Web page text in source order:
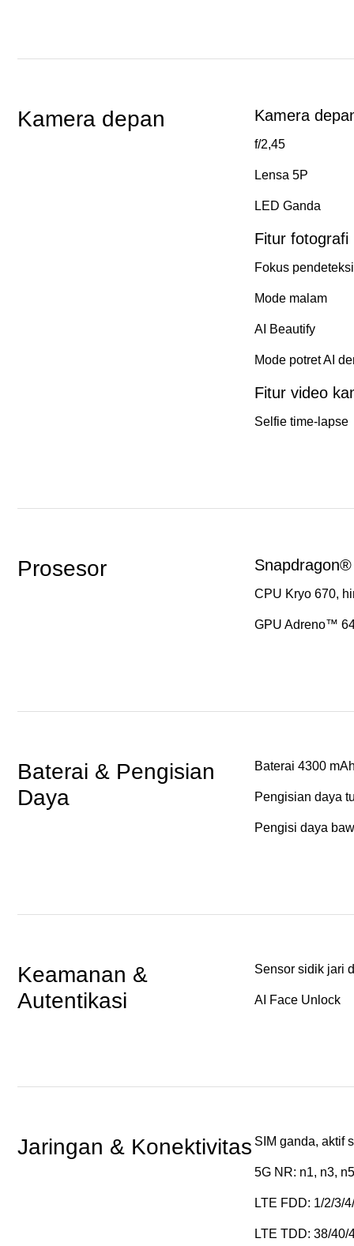
Kamera depan Kamera
f/2,45
Lensa 5P
LED Ganda
Fitur fotografi
Fokus
Mode malam
AI Beautify
Mode potret AI
Fitur video
Selfie time-lapse
Prosesor
CPU Kryo 670,
GPU Adreno™
Baterai & Pengisian
Daya
Baterai 4300
Pengisian daya
Pengisi daya
Keamanan &
Autentikasi
Sensor sidik jari
AI Face Unlock
Jaringan & Konektivitas SIM ganda, aktif
5G NR: n1, n3,
LTE FDD: 1/2/3/
LTE TDD: 38/40/